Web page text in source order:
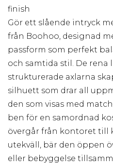
finish
Gör ett slående intryck
från Boohoo, designad
passform som perfekt
och samtida stil. De rena
strukturerade axlarna
silhuett som drar all
den som visas med
ben för en samordnad
övergår från kontoret till
utekväll, bär den öppen
eller bebyggelse